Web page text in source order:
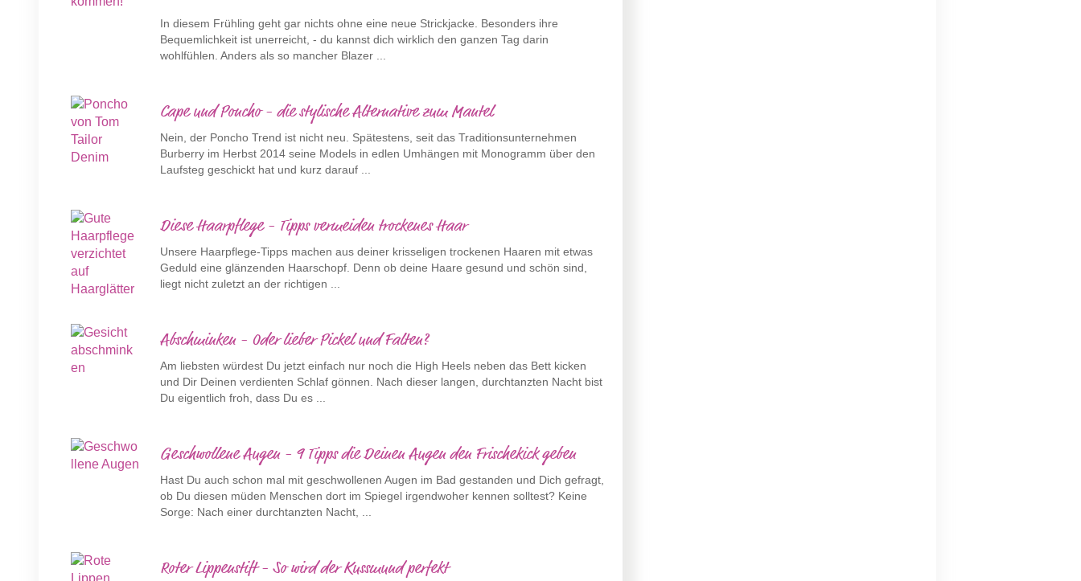
In diesem Frühling geht gar nichts ohne eine neue Strickjacke. Besonders ihre
Bequemlichkeit ist unerreicht, - du kannst dich wirklich den ganzen Tag darin
wohlfühlen. Anders als so mancher Blazer ...
Cape und Poncho - die stylische Alternative zum Mantel
Nein, der Poncho Trend ist nicht neu. Spätestens, seit das Traditionsunternehmen
Burberry im Herbst 2014 seine Models in edlen Umhängen mit Monogramm über den
Laufsteg geschickt hat und kurz darauf ...
Diese Haarpflege - Tipps vermeiden trockenes Haar
Unsere Haarpflege-Tipps machen aus deiner krisseligen trockenen Haaren mit etwas
Geduld eine glänzenden Haarschopf. Denn ob deine Haare gesund und schön sind,
liegt nicht zuletzt an der richtigen ...
Abschminken - Oder lieber Pickel und Falten?
Am liebsten würdest Du jetzt einfach nur noch die High Heels neben das Bett kicken
und Dir Deinen verdienten Schlaf gönnen. Nach dieser langen, durchtanzten Nacht bist
Du eigentlich froh, dass Du es ...
Geschwollene Augen - 9 Tipps die Deinen Augen den Frischekick geben
Hast Du auch schon mal mit geschwollenen Augen im Bad gestanden und Dich gefragt,
ob Du diesen müden Menschen dort im Spiegel irgendwoher kennen solltest? Keine
Sorge: Nach einer durchtanzten Nacht, ...
Roter Lippenstift - So wird der Kussmund perfekt